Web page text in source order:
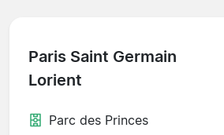
Paris Saint Germain
Lorient
Parc des Princes